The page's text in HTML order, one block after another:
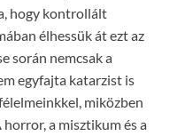
hogy kontrollált
élhessük át ezt az
során nemcsak a
egyfajta katarzist is
miközben
a misztikum és a